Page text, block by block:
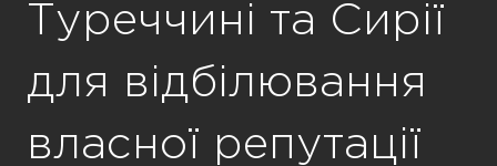
Туреччині та Сирії
для відбілювання
власної репутації